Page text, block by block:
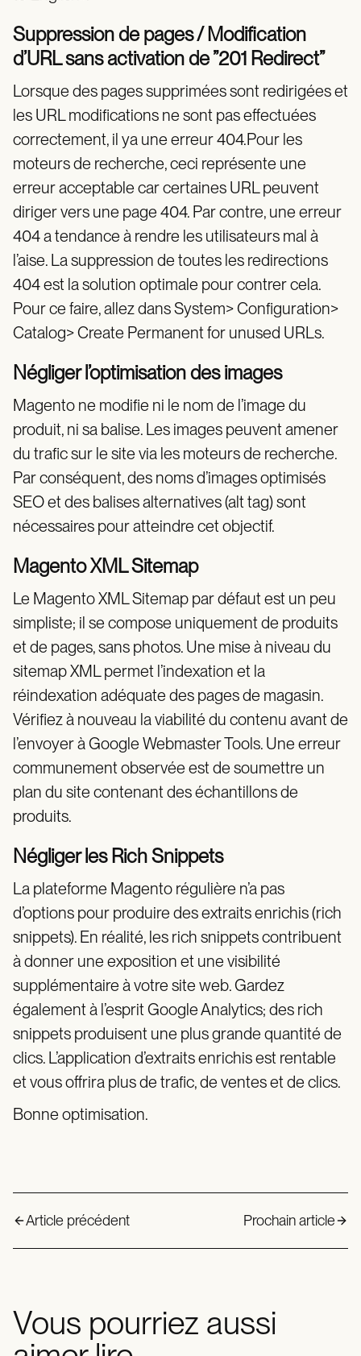
Suppression de pages / Modification
d’URL sans activation de ”201 Redirect”
Lorsque des pages supprimées sont redirigées et
les URL modifications ne sont pas effectuées
correctement, il ya une erreur 404.Pour les
moteurs de recherche, ceci représente une
erreur acceptable car certaines URL peuvent
diriger vers une page 404. Par contre, une erreur
404 a tendance à rendre les utilisateurs mal à
l’aise. La suppression de toutes les redirections
404 est la solution optimale pour contrer cela.
Pour ce faire, allez dans System> Configuration>
Catalog> Create Permanent for unused URLs.
Négliger l’optimisation des images
Magento ne modifie ni le nom de l’image du
produit, ni sa balise. Les images peuvent amener
du trafic sur le site via les moteurs de recherche.
Par conséquent, des noms d’images optimisés
SEO et des balises alternatives (alt tag) sont
nécessaires pour atteindre cet objectif.
Magento XML Sitemap
Le Magento XML Sitemap par défaut est un peu
simpliste; il se compose uniquement de produits
et de pages, sans photos. Une mise à niveau du
sitemap XML permet l’indexation et la
réindexation adéquate des pages de magasin.
Vérifiez à nouveau la viabilité du contenu avant de
l’envoyer à Google Webmaster Tools. Une erreur
communement observée est de soumettre un
plan du site contenant des échantillons de
produits.
Négliger les Rich Snippets
La plateforme Magento régulière n’a pas
d’options pour produire des extraits enrichis (rich
snippets). En réalité, les rich snippets contribuent
à donner une exposition et une visibilité
supplémentaire à votre site web. Gardez
également à l’esprit Google Analytics; des rich
snippets produisent une plus grande quantité de
clics. L’application d’extraits enrichis est rentable
et vous offrira plus de trafic, de ventes et de clics.
Bonne optimisation.
Article précédent Prochain article
Vous pourriez aussi